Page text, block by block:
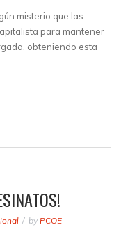
misterio que las
para mantener
obteniendo esta
by PCOE